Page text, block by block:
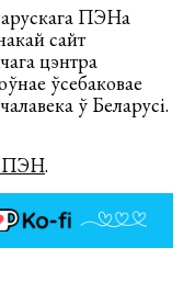
ПЭНа
сайт
цэнтра
ўсебаковае
ў Беларусі.
ПЭН.